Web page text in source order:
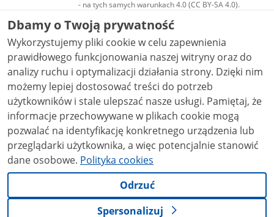
- na tych samych warunkach 4.0 (CC BY-SA 4.0).
Materiały audiowizualne, w tym zdjęcia, materiały
audio i wideo, są udostępniane na licencji typu
Creative Commons: uznanie autorstwa użycie
niekomercyjne - bez utworów zależnych 4.0 (CC BY-
NC-ND 4.0), o ile nie jest to stwierdzone inaczej.
Dbamy o Twoją prywatność
Wykorzystujemy pliki cookie w celu zapewnienia
prawidłowego funkcjonowania naszej witryny oraz do
analizy ruchu i optymalizacji działania strony. Dzięki nim
możemy lepiej dostosować treści do potrzeb
użytkowników i stale ulepszać nasze usługi. Pamiętaj, że
informacje przechowywane w plikach cookie mogą
pozwalać na identyfikację konkretnego urządzenia lub
przeglądarki użytkownika, a więc potencjalnie stanowić
dane osobowe. Polityka cookies
Odrzuć
Spersonalizuj